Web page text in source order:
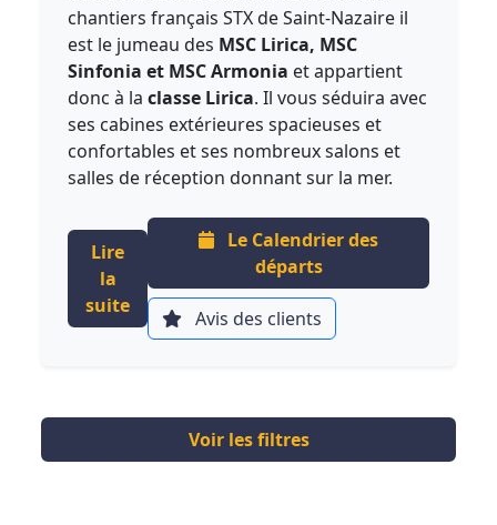
chantiers français STX de Saint-Nazaire il
est le jumeau des MSC Lirica, MSC
Sinfonia et MSC Armonia et appartient
donc à la classe Lirica. Il vous séduira avec
ses cabines extérieures spacieuses et
confortables et ses nombreux salons et
salles de réception donnant sur la mer.
Lire
la
suite
Le Calendrier des
départs
Avis des clients
Voir les filtres